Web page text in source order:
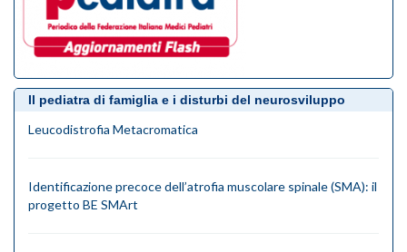
Il pediatra di famiglia e i disturbi del neurosviluppo
Leucodistrofia Metacromatica
Identificazione precoce dell’atrofia muscolare spinale (SMA): il
progetto BE SMArt